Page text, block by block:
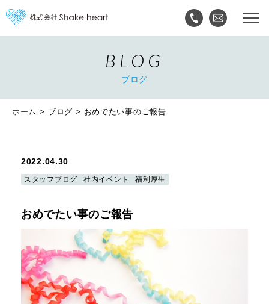
BLOG
ブログ
ホーム ブログ おめでたい事のご報告
2022.04.30
スタッフブログ 社内イベント 福利厚生
おめでたい事のご報告